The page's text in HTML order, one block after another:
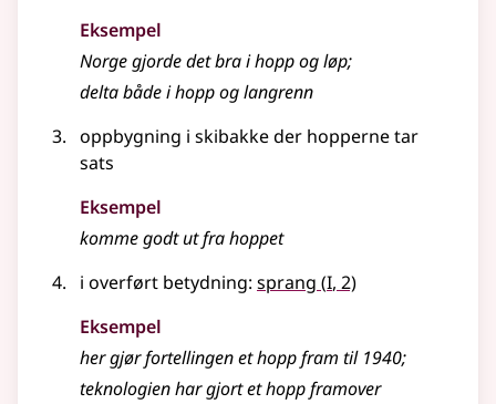
Eksempel
Norge gjorde det bra ihoppog løp;
delta både ihoppog langrenn
oppbygning i skibakke der hopperne tar
sats
Eksempel
komme godt ut frahoppet
i overført betydning: sprang (1
I, 2)
Eksempel
her gjør fortellingen ethoppfram til 1940;
teknologien har gjort ethoppframover